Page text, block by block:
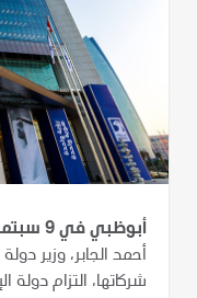
أبوظبي في 9 سبتمبر 2019:
أحمد الجابر، وزير
شركاتها، التزام دولة